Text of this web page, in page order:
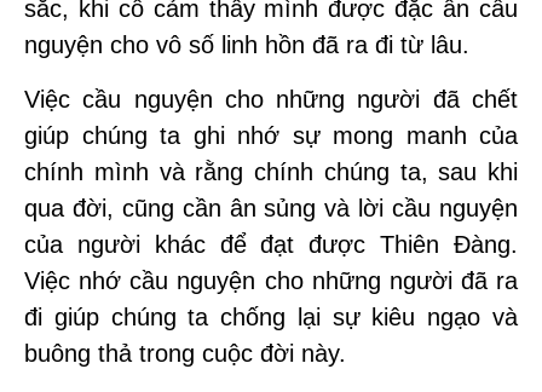
sắc, khi cô cảm thấy mình được đặc ân cầu
nguyện cho vô số linh hồn đã ra đi từ lâu.
Việc cầu nguyện cho những người đã chết
giúp chúng ta ghi nhớ sự mong manh của
chính mình và rằng chính chúng ta, sau khi
qua đời, cũng cần ân sủng và lời cầu nguyện
của người khác để đạt được Thiên Đàng.
Việc nhớ cầu nguyện cho những người đã ra
đi giúp chúng ta chống lại sự kiêu ngạo và
buông thả trong cuộc đời này.